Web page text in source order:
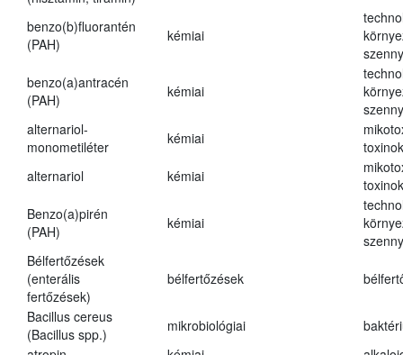
benzo(b)fluorantén
(PAH)
kémiai
benzo(a)antracén
(PAH)
kémiai
alternariol-
monometiléter
kémiai
toxinok
alternariol
kémiai
toxinok
Benzo(a)pirén
(PAH)
kémiai
Bélfertőzések
(enterális
fertőzések)
bélfertőzések
Bacillus cereus
(Bacillus spp.)
mikrobiológiai